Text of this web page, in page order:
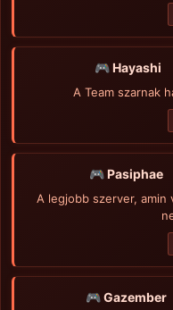
🎮 Hayashi
A Team szarnak
🎮 Pasiphae
A legjobb szerver, amin
🎮 Gazember